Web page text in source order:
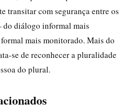
transitar com segurança entre os
diálogo informal mais
mais monitorado. Mais do
se de reconhecer a pluralidade
do plural.